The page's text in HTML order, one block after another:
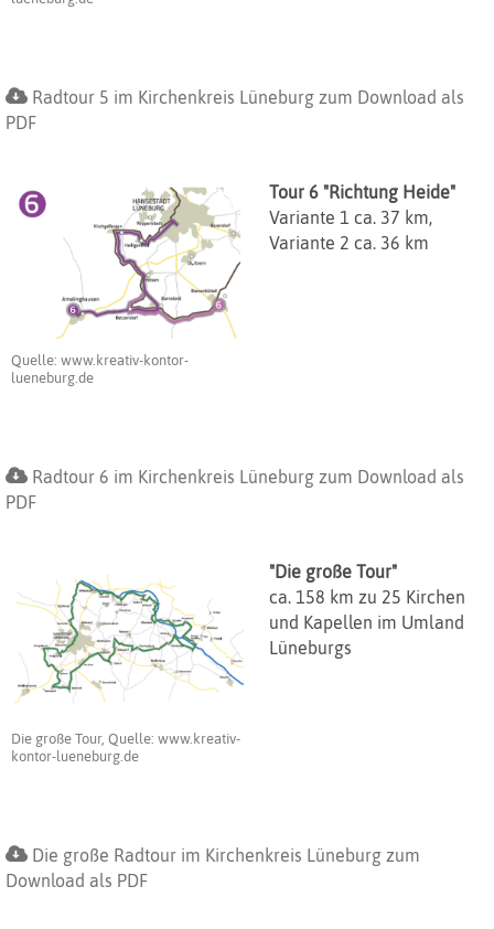
Radtour 5 im Kirchenkreis Lüneburg zum Download als
PDF
Quelle: www.kreativ-kontor-
lueneburg.de
Tour 6 "Richtung Heide"
Variante 1 ca. 37 km,
Variante 2 ca. 36 km
Radtour 6 im Kirchenkreis Lüneburg zum Download als
PDF
Die große Tour, Quelle: www.kreativ-
kontor-lueneburg.de
"Die große Tour"
ca. 158 km zu 25 Kirchen
und Kapellen im Umland
Lüneburgs
Die große Radtour im Kirchenkreis Lüneburg zum
Download als PDF